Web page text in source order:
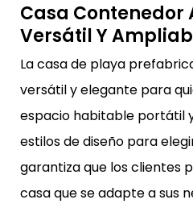
Casa Contenedor
Versátil Y
La casa de playa
versátil y elegante para
espacio habitable portátil
estilos de diseño para
garantiza que los clientes
casa que se adapte a sus